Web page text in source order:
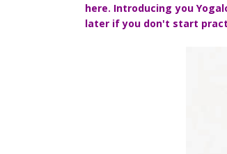
here. Introducing you
later if you don't start